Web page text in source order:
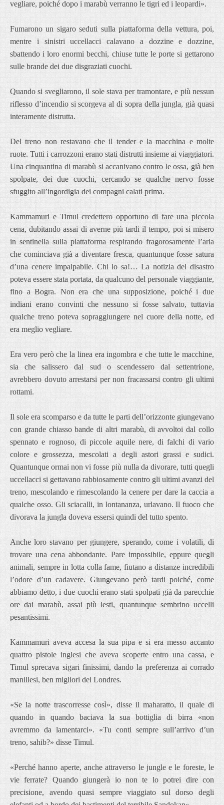
vegliare, poiché dopo i marabù verranno le tigri ed i leopardi».
Fumarono un sigaro seduti sulla piattaforma della vettura, poi,
mentre i sinistri uccellacci calavano a dozzine e dozzine,
sbattendo i loro enormi becchi, chiuse tutte le porte si gettarono
sulle brande dei due disgraziati cuochi.
Quando si svegliarono, il sole stava per tramontare, e più nessun
riflesso d’incendio si scorgeva al di sopra della jungla, già quasi
interamente distrutta.
Del treno non restavano che il tender e la macchina e molte
ruote. Tutti i carrozzoni erano stati distrutti insieme ai viaggiatori.
Una cinquantina di marabù si accanivano contro le ossa, già ben
spolpate, dei due cuochi, cercando se qualche nervo fosse
sfuggito all’ingordigia dei compagni calati prima.
Kammamuri e Timul credettero opportuno di fare una piccola
cena, dubitando assai di averne più tardi il tempo, poi si misero
in sentinella sulla piattaforma respirando fragorosamente l’aria
che cominciava già a diventare fresca, quantunque fosse satura
d’una cenere impalpabile. Chi lo sa!… La notizia del disastro
poteva essere stata portata, da qualcuno del personale viaggiante,
fino a Bogra. Non era che una supposizione, poiché i due
indiani erano convinti che nessuno si fosse salvato, tuttavia
qualche treno poteva sopraggiungere nel cuore della notte, ed
era meglio vegliare.
Era vero però che la linea era ingombra e che tutte le macchine,
sia che salissero dal sud o scendessero dal settentrione,
avrebbero dovuto arrestarsi per non fracassarsi contro gli ultimi
rottami.
Il sole era scomparso e da tutte le parti dell’orizzonte giungevano
con grande chiasso bande di altri marabù, di avvoltoi dal collo
spennato e rognoso, di piccole aquile nere, di falchi di vario
colore e grossezza, mescolati a degli astori grassi e sudici.
Quantunque ormai non vi fosse più nulla da divorare, tutti quegli
uccellacci si gettavano rabbiosamente contro gli ultimi avanzi del
treno, mescolando e rimescolando la cenere per dare la caccia a
qualche osso. Gli sciacalli, in lontananza, urlavano. Il fuoco che
divorava la jungla doveva essersi quindi del tutto spento.
Anche loro stavano per giungere, sperando, come i volatili, di
trovare una cena abbondante. Pare impossibile, eppure quegli
animali, sempre in lotta colla fame, fiutano a distanze incredibili
l’odore d’un cadavere. Giungevano però tardi poiché, come
abbiamo detto, i due cuochi erano stati spolpati già da parecchie
ore dai marabù, assai più lesti, quantunque sembrino uccelli
pesantissimi.
Kammamuri aveva accesa la sua pipa e si era messo accanto
quattro pistole inglesi che aveva scoperte entro una cassa, e
Timul sprecava sigari finissimi, dando la preferenza ai corrado
manillesi, ben migliori dei Londres.
«Se la notte trascorresse così», disse il maharatto, il quale di
quando in quando baciava la sua bottiglia di birra «non
avremmo da lamentarci». «Tu conti sempre sull’arrivo d’un
treno, sahib?» disse Timul.
«Perché hanno aperte, anche attraverso le jungle e le foreste, le
vie ferrate? Quando giungerà io non te lo potrei dire con
precisione, avendo quasi sempre viaggiato sul dorso degli